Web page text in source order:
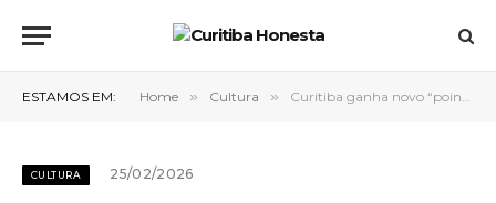
ESTAMOS EM: Home » Cultura » Curitiba ganha novo “point” para amantes de forró
CULTURA 25/02/2026